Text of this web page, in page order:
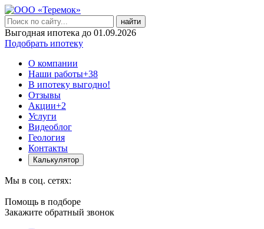
найти
Выгодная ипотека до 01.09.2026
Подобрать ипотеку
О компании
Наши работы+38
В ипотеку выгодно!
Отзывы
Акции+2
Услуги
Видеоблог
Геология
Контакты
Калькулятор
Мы в соц. сетях:
Помощь в подборе
Закажите обратный звонок